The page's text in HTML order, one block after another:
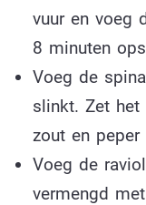
vuur en voeg
8 minuten
Voeg de
slinkt. Zet het
zout en
Voeg de
vermengd